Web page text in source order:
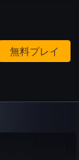
無料プレイ